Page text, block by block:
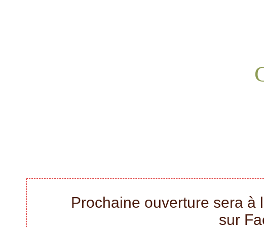
Prochaine ouverture sera à
sur